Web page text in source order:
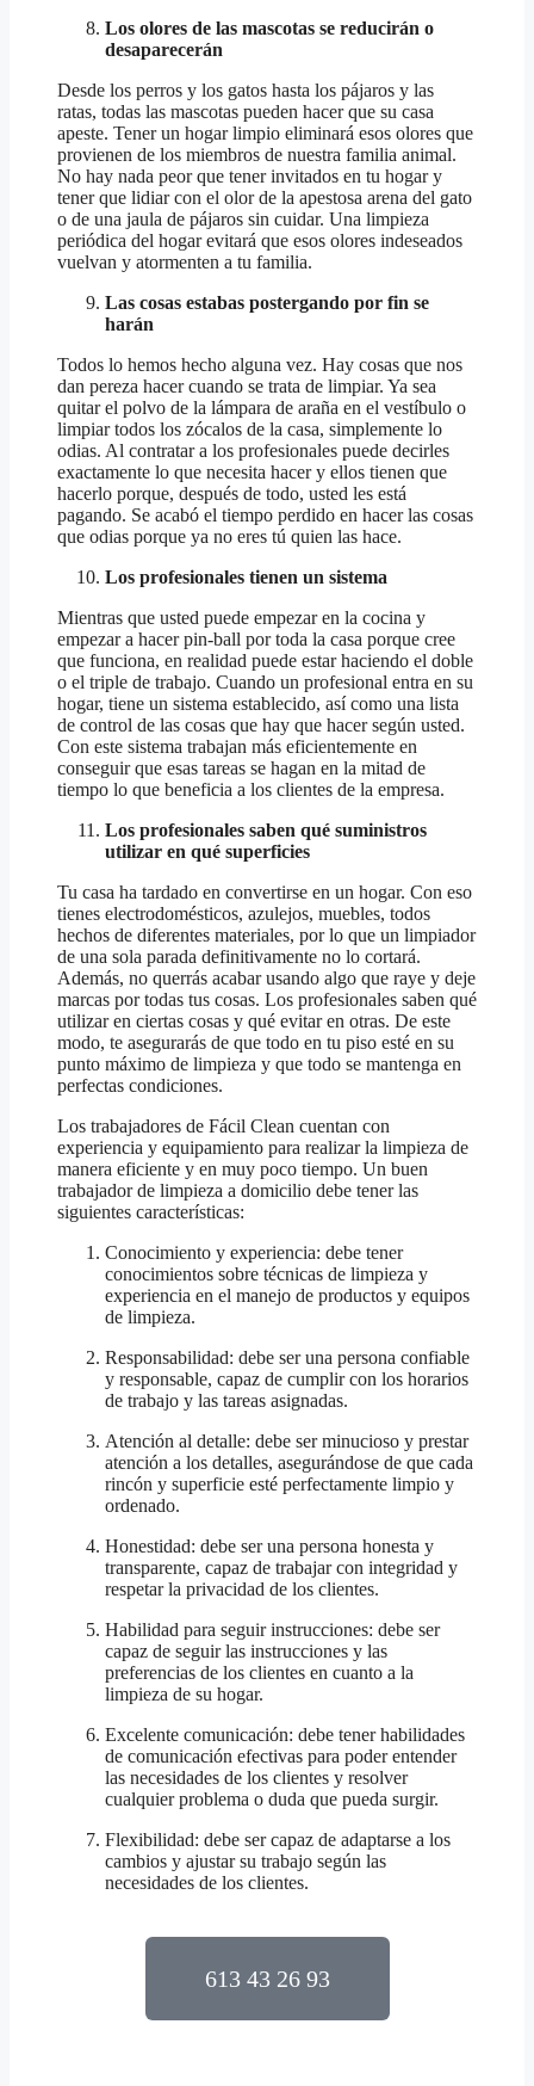
Los olores de las mascotas se reducirán o
desaparecerán
Desde los perros y los gatos hasta los pájaros y las
ratas, todas las mascotas pueden hacer que su casa
apeste. Tener un hogar limpio eliminará esos olores que
provienen de los miembros de nuestra familia animal.
No hay nada peor que tener invitados en tu hogar y
tener que lidiar con el olor de la apestosa arena del gato
o de una jaula de pájaros sin cuidar. Una limpieza
periódica del hogar evitará que esos olores indeseados
vuelvan y atormenten a tu familia.
Las cosas estabas postergando por fin se
harán
Todos lo hemos hecho alguna vez. Hay cosas que nos
dan pereza hacer cuando se trata de limpiar. Ya sea
quitar el polvo de la lámpara de araña en el vestíbulo o
limpiar todos los zócalos de la casa, simplemente lo
odias. Al contratar a los profesionales puede decirles
exactamente lo que necesita hacer y ellos tienen que
hacerlo porque, después de todo, usted les está
pagando. Se acabó el tiempo perdido en hacer las cosas
que odias porque ya no eres tú quien las hace.
Los profesionales tienen un sistema
Mientras que usted puede empezar en la cocina y
empezar a hacer pin-ball por toda la casa porque cree
que funciona, en realidad puede estar haciendo el doble
o el triple de trabajo. Cuando un profesional entra en su
hogar, tiene un sistema establecido, así como una lista
de control de las cosas que hay que hacer según usted.
Con este sistema trabajan más eficientemente en
conseguir que esas tareas se hagan en la mitad de
tiempo lo que beneficia a los clientes de la empresa.
Los profesionales saben qué suministros
utilizar en qué superficies
Tu casa ha tardado en convertirse en un hogar. Con eso
tienes electrodomésticos, azulejos, muebles, todos
hechos de diferentes materiales, por lo que un limpiador
de una sola parada definitivamente no lo cortará.
Además, no querrás acabar usando algo que raye y deje
marcas por todas tus cosas. Los profesionales saben qué
utilizar en ciertas cosas y qué evitar en otras. De este
modo, te asegurarás de que todo en tu piso esté en su
punto máximo de limpieza y que todo se mantenga en
perfectas condiciones.
Los trabajadores de Fácil Clean cuentan con
experiencia y equipamiento para realizar la limpieza de
manera eficiente y en muy poco tiempo. Un buen
trabajador de limpieza a domicilio debe tener las
siguientes características:
Conocimiento y experiencia: debe tener
conocimientos sobre técnicas de limpieza y
experiencia en el manejo de productos y equipos
de limpieza.
Responsabilidad: debe ser una persona confiable
y responsable, capaz de cumplir con los horarios
de trabajo y las tareas asignadas.
Atención al detalle: debe ser minucioso y prestar
atención a los detalles, asegurándose de que cada
rincón y superficie esté perfectamente limpio y
ordenado.
Honestidad: debe ser una persona honesta y
transparente, capaz de trabajar con integridad y
respetar la privacidad de los clientes.
Habilidad para seguir instrucciones: debe ser
capaz de seguir las instrucciones y las
preferencias de los clientes en cuanto a la
limpieza de su hogar.
Excelente comunicación: debe tener habilidades
de comunicación efectivas para poder entender
las necesidades de los clientes y resolver
cualquier problema o duda que pueda surgir.
Flexibilidad: debe ser capaz de adaptarse a los
cambios y ajustar su trabajo según las
necesidades de los clientes.
613 43 26 93